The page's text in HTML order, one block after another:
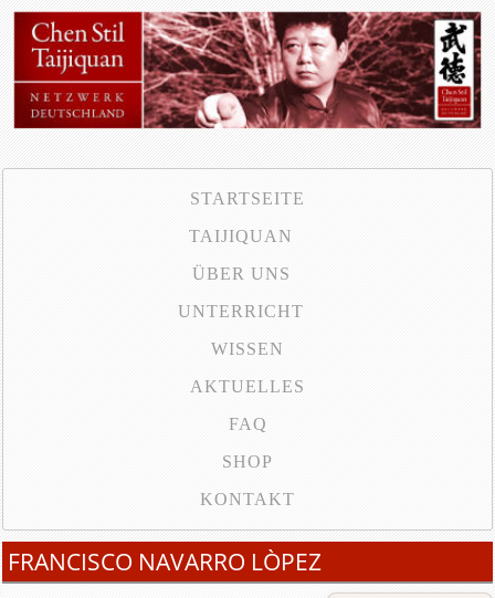
STARTSEITE
TAIJIQUAN
ÜBER UNS
UNTERRICHT
WISSEN
AKTUELLES
FAQ
SHOP
KONTAKT
FRANCISCO NAVARRO LÒPEZ